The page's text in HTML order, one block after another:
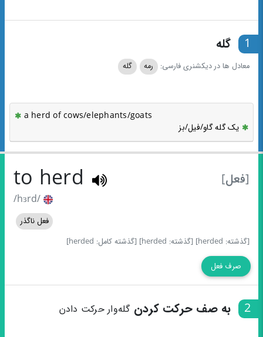
1 گله
معادل ها در دیکشنری فارسی: رمه گله
a herd of cows/elephants/goats
یک گله گاو/فیل/بز
[فعل] to herd
/hɜrd/
فعل ناگذر
[گذشته: herded]
[گذشته: herded] [گذشته کامل: herded]
صرف فعل
2 به صف حرکت کردنگله‌وار حرکت دادن